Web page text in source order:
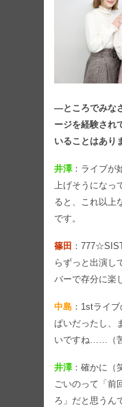
―ところでみな
ージを経験され
いることはあり
井澤：ライブが
上げそうになっ
ると、これ以上
です。
篠田 ：
らずっと出演し
バーで存分に楽
中島 ：1stライ
ぱいだったし、
いですね……（苦
井澤：確かに（
ごいのって「前
ろ」だと思うん